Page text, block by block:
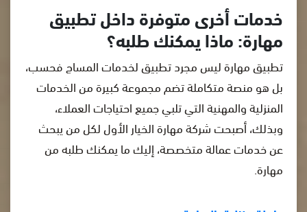
خدمات أخرى متوفرة داخل تطبيق
مهارة: ماذا يمكنك طلبه؟
تطبيق مهارة ليس مجرد تطبيق لخدمات المساج فحسب،
بل هو منصة متكاملة تضم مجموعة كبيرة من الخدمات
المنزلية والمهنية التي تلبي جميع احتياجات العملاء،
وبذلك، أصبحت شركة مهارة الخيار الأول لكل من يبحث
عن خدمات عمالة متخصصة، إليك ما يمكنك طلبه من
مهارة.